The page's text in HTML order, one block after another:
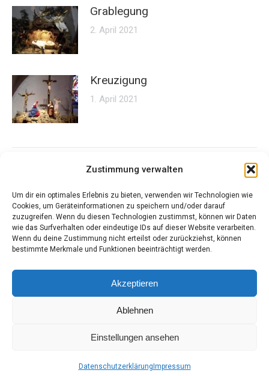
Zustimmung verwalten
Um dir ein optimales Erlebnis zu bieten, verwenden wir Technologien wie
Cookies, um Geräteinformationen zu speichern und/oder darauf
zuzugreifen. Wenn du diesen Technologien zustimmst, können wir Daten
wie das Surfverhalten oder eindeutige IDs auf dieser Website verarbeiten.
Wenn du deine Zustimmung nicht erteilst oder zurückziehst, können
bestimmte Merkmale und Funktionen beeinträchtigt werden.
Akzeptieren
Ablehnen
Einstellungen ansehen
Datenschutzerklärung Impressum
Grablegung
2. April 2021
Kreuzigung
1. April 2021
Kontakt
„Mit jungen Ideen, alte Traditionen bewahren“
Tel.: +43 664 / 48 64 721
Mail: waltraudelechner@gmx.at
Krippenfreunde Steiermark - Desinged by Ing. Hans Peter
Footer-Menü